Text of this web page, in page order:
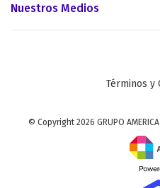
Nuestros Medios
Términos y
© Copyright 2026 GRUPO